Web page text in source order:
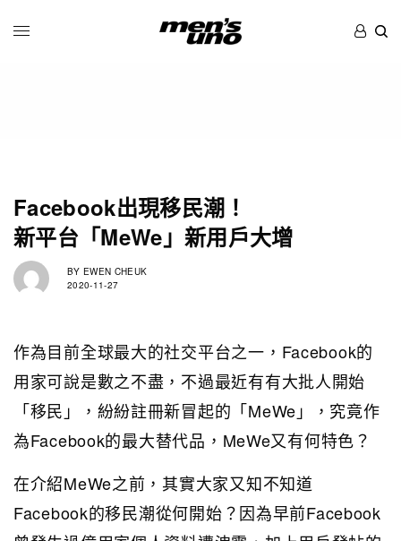
Facebook出現移民潮！
新平台「MeWe」新用戶大增
BY EWEN CHEUK
2020-11-27
作為目前全球最大的社交平台之一，Facebook的
用家可說是數之不盡，不過最近有有大批人開始
「移民」，紛紛註冊新冒起的「MeWe」，究竟作
為Facebook的最大替代品，MeWe又有何特色？
在介紹MeWe之前，其實大家又知不知道
Facebook的移民潮從何開始？因為早前Facebook